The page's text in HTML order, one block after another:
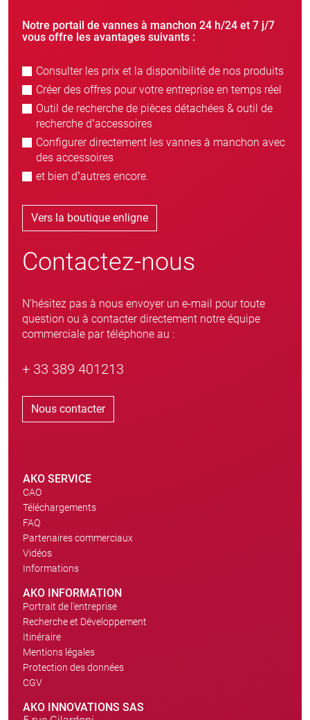
Notre portail de vannes à manchon 24 h/24 et 7 j/7
vous offre les avantages suivants :
Consulter les prix et la disponibilité de nos produits
Créer des offres pour votre entreprise en temps réel
Outil de recherche de pièces détachées & outil de
recherche d’accessoires
Configurer directement les vannes à manchon avec
des accessoires
et bien d’autres encore.
Vers la boutique enligne
Contactez-nous
N'hésitez pas à nous envoyer un e-mail pour toute
question ou à contacter directement notre équipe
commerciale par téléphone au :
+ 33 389 401213
Nous contacter
AKO SERVICE
CAO
Téléchargements
FAQ
Partenaires commerciaux
Vidéos
Informations
AKO INFORMATION
Portrait de l'entreprise
Recherche et Développement
Itinéraire
Mentions légales
Protection des données
CGV
AKO INNOVATIONS SAS